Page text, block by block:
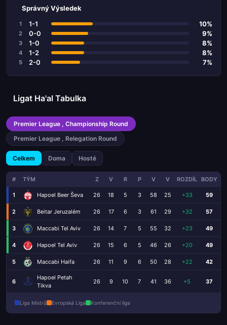
Správný Výsledek
1 1-1 10%
2 0-0 9%
3 1-0 8%
4 1-2 8%
5 2-0 7%
Ligat Ha'al Tabulka
Premier League , Championship Round
Premier League , Relegation Round
Celkem Doma Hosté
# TÝM Z V R P V V ROZDÍL BODY
1 Hapoel Beer Ševa 26 18 5 3 58 25 +33 59
2 Beitar Jeruzalém 26 17 6 3 61 29 +32 57
3 Maccabi Tel Aviv 26 14 7 5 55 32 +23 49
4 Hapoel Tel Aviv 26 15 6 5 46 26 +20 49
5 Maccabi Haifa 26 11 9 6 50 28 +22 42
6
Hapoel Petah
Tikva
26 9 10 7 41 36 +5 37
Liga Mistrů Evropská Liga Konferenční liga